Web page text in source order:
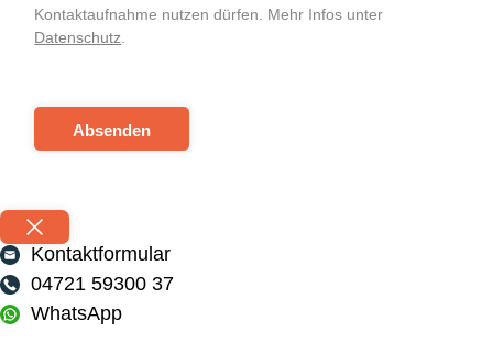
Kontaktaufnahme nutzen dürfen. Mehr Infos unter
Datenschutz.
Absenden
Kontaktformular
04721 59300 37
WhatsApp